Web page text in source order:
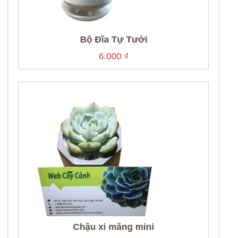
Bộ Đĩa Tự Tưới
6.000 ₫
Chậu xi măng mini